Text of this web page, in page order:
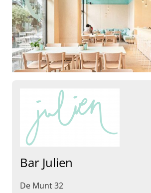
Bar Julien
De Munt 32